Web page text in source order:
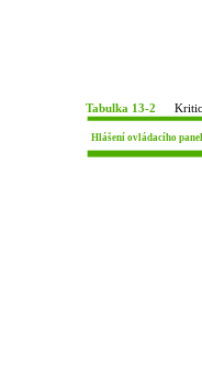
Hlášení ovládacího
Tabulka 13-2